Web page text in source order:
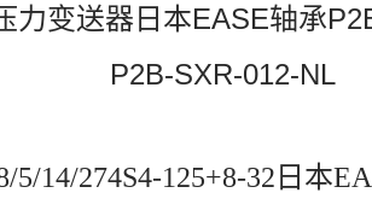
力变送器日本EASE轴承
P2B-SXR-012-NL
14/274S4-125+8-32日本